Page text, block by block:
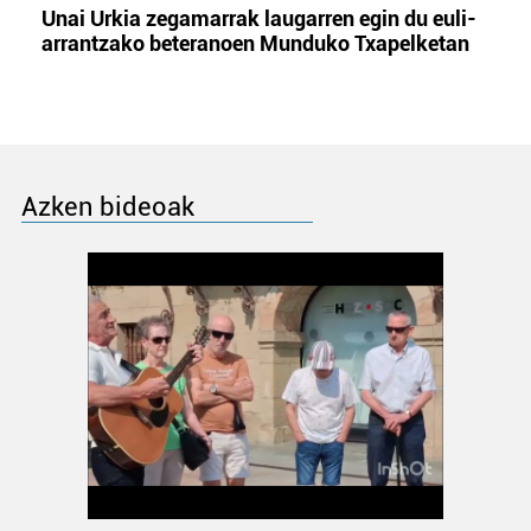
Unai Urkia zegamarrak laugarren egin du euli-
arrantzako beteranoen Munduko Txapelketan
Azken bideoak